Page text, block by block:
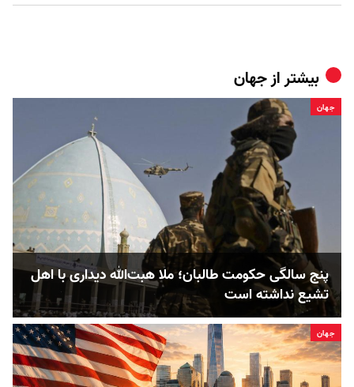
بیشتر ازجهان
جهان
پنج‌ سالگی حکومت طالبان؛ ملا هبت‌الله دیداری با اهل
تشیع نداشته است
جهان